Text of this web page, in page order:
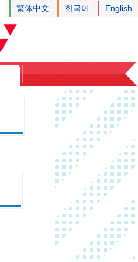
繁体中文 한국어 English